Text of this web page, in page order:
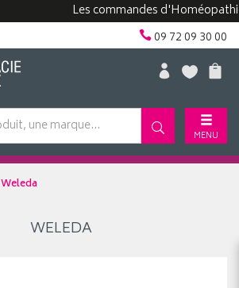
Les commandes d'Homéopathie
09 72 09 30 00
MENU
Weleda
WELEDA